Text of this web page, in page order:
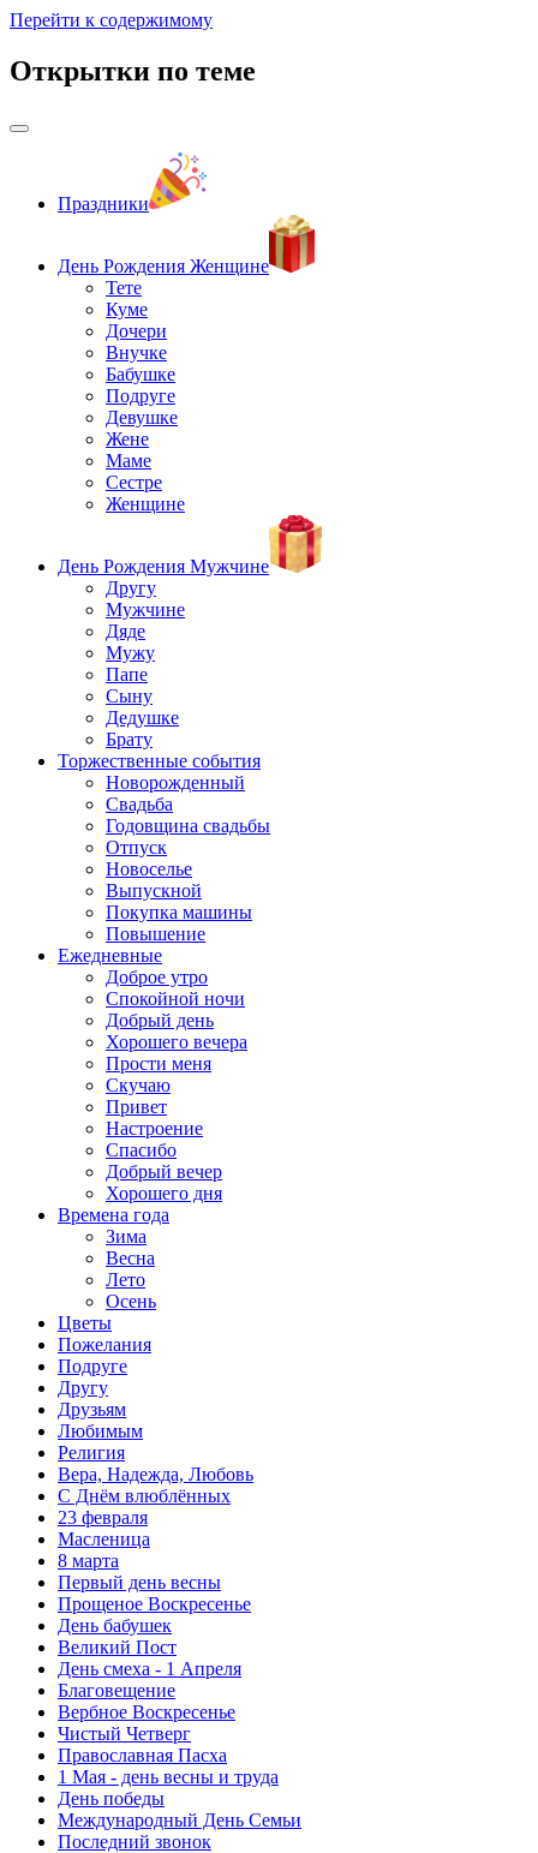
Перейти к содержимому
Открытки по теме
Праздники
День Рождения Женщине
Тете
Куме
Дочери
Внучке
Бабушке
Подруге
Девушке
Жене
Маме
Сестре
Женщине
День Рождения Мужчине
Другу
Мужчине
Дяде
Мужу
Папе
Сыну
Дедушке
Брату
Торжественные события
Новорожденный
Свадьба
Годовщина свадьбы
Отпуск
Новоселье
Выпускной
Покупка машины
Повышение
Ежедневные
Доброе утро
Спокойной ночи
Добрый день
Хорошего вечера
Прости меня
Скучаю
Привет
Настроение
Спасибо
Добрый вечер
Хорошего дня
Времена года
Зима
Весна
Лето
Осень
Цветы
Пожелания
Подруге
Другу
Друзьям
Любимым
Религия
Вера, Надежда, Любовь
С Днём влюблённых
23 февраля
Масленица
8 марта
Первый день весны
Прощеное Воскресенье
День бабушек
Великий Пост
День смеха - 1 Апреля
Благовещение
Вербное Воскресенье
Чистый Четверг
Православная Пасха
1 Мая - день весны и труда
День победы
Международный День Семьи
Последний звонок